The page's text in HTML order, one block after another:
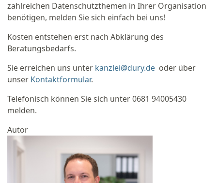
zahlreichen Datenschutzthemen in Ihrer Organisation
benötigen, melden Sie sich einfach bei uns!
Kosten entstehen erst nach Abklärung des
Beratungsbedarfs.
Sie erreichen uns unter kanzlei@dury.de oder über
unser Kontaktformular.
Telefonisch können Sie sich unter 0681 94005430
melden.
Autor